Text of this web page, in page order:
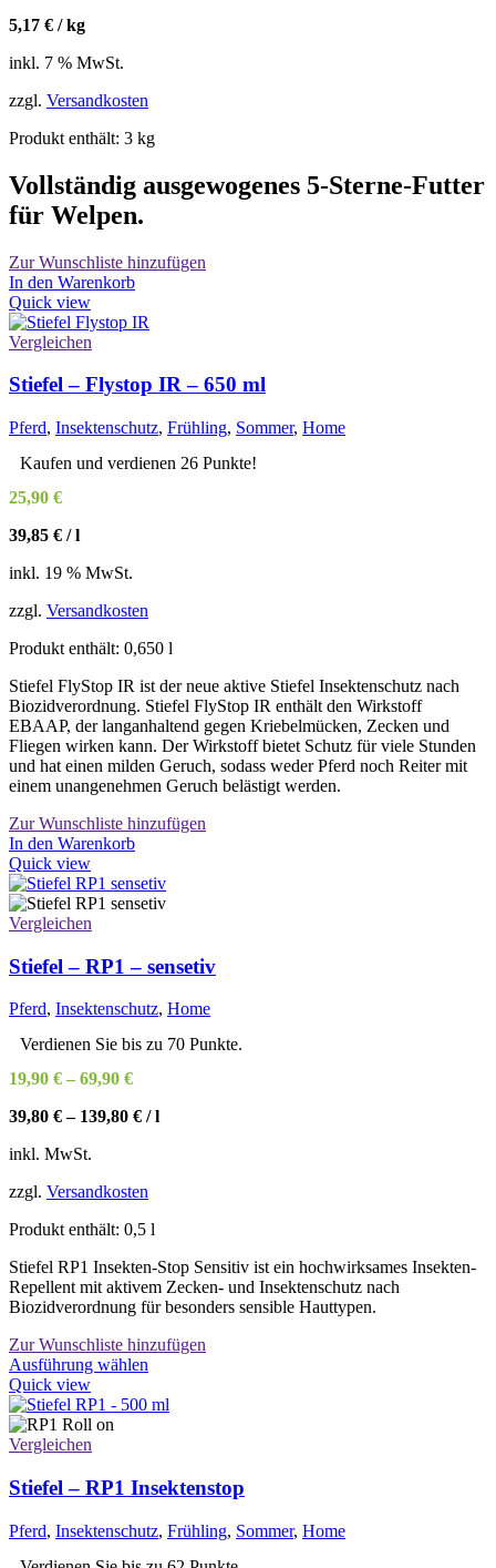
5,17 € /kg
inkl. 7 % MwSt.
zzgl. Versandkosten
Produkt enthält: 3 kg
Vollständig ausgewogenes 5-Sterne-Futter
für Welpen.
Zur Wunschliste hinzufügen
In den Warenkorb
Quick view
Vergleichen
Stiefel – Flystop IR – 650 ml
Pferd, Insektenschutz, Frühling, Sommer, Home
Kaufen und verdienen 26 Punkte!
25,90 €
39,85 € /l
inkl. 19 % MwSt.
zzgl. Versandkosten
Produkt enthält: 0,650 l
Stiefel FlyStop IR ist der neue aktive Stiefel Insektenschutz nach
Biozidverordnung. Stiefel FlyStop IR enthält den Wirkstoff
EBAAP, der langanhaltend gegen Kriebelmücken, Zecken und
Fliegen wirken kann. Der Wirkstoff bietet Schutz für viele Stunden
und hat einen milden Geruch, sodass weder Pferd noch Reiter mit
einem unangenehmen Geruch belästigt werden.
Zur Wunschliste hinzufügen
In den Warenkorb
Quick view
Vergleichen
Stiefel – RP1 – sensetiv
Pferd, Insektenschutz, Home
Verdienen Sie bis zu 70 Punkte.
19,90 € – 69,90 €
39,80 €– 139,80 € /l
inkl. MwSt.
zzgl. Versandkosten
Produkt enthält: 0,5 l
Stiefel RP1 Insekten-Stop Sensitiv ist ein hochwirksames Insekten-
Repellent mit aktivem Zecken- und Insektenschutz nach
Biozidverordnung für besonders sensible Hauttypen.
Zur Wunschliste hinzufügen
Ausführung wählen
weist
Die
Optionen
können
auf
der
Quick view
Vergleichen
Stiefel – RP1 Insektenstop
Pferd, Insektenschutz, Frühling, Sommer, Home